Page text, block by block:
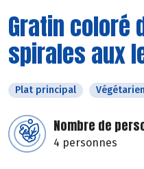
Gratin coloré
spirales aux
Plat principal Végétarien
Nombre de
4 personnes